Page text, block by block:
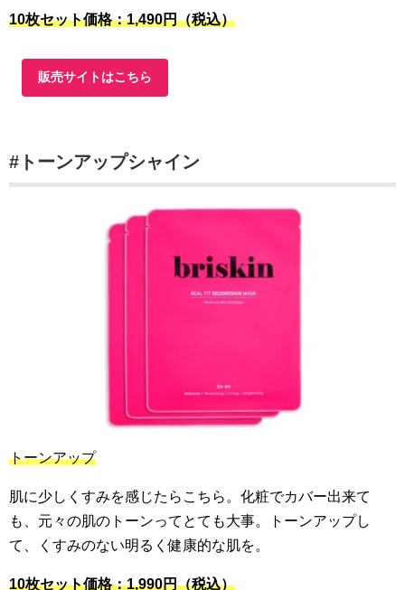
10枚セット価格：1,490円（税込）
販売サイトはこちら
#トーンアップシャイン
トーンアップ
肌に少しくすみを感じたらこちら。化粧でカバー出来て
も、元々の肌のトーンってとても大事。トーンアップし
て、くすみのない明るく健康的な肌を。
10枚セット価格：1,990円（税込）